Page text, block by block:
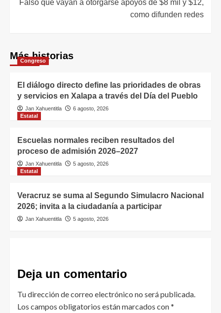
Falso que vayan a otorgarse apoyos de $8 mil y $12,
como difunden redes
Más historias
Congreso
El diálogo directo define las prioridades de obras
y servicios en Xalapa a través del Día del Pueblo
Jan Xahuentitla
6 agosto, 2026
Estatal
Escuelas normales reciben resultados del
proceso de admisión 2026–2027
Jan Xahuentitla
5 agosto, 2026
Estatal
Veracruz se suma al Segundo Simulacro Nacional
2026; invita a la ciudadanía a participar
Jan Xahuentitla 5 agosto, 2026
Deja un comentario
Tu dirección de correo electrónico no será publicada.
Los campos obligatorios están marcados con*